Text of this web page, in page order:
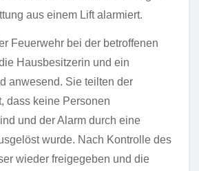
aus einem Lift alarmiert.
Feuerwehr bei der betroffenen
Hausbesitzerin und ein
anwesend. Sie teilten der
dass keine Personen
und der Alarm durch eine
wurde. Nach Kontrolle des
wieder freigegeben und die